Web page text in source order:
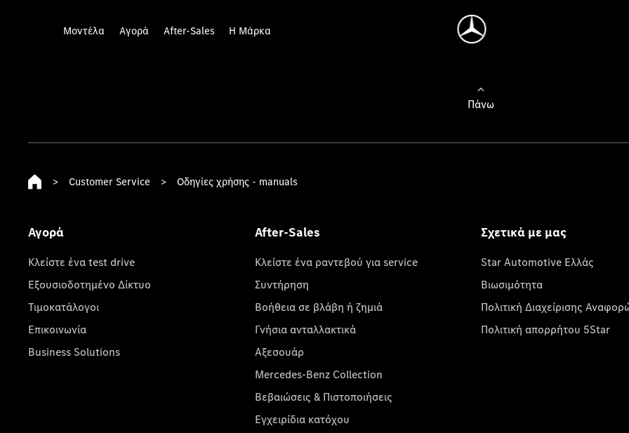
Μοντέλα Αγορά After-Sales Η Μάρκα
Πάνω
> Customer Service > Οδηγίες χρήσης - manuals
Αγορά
Κλείστε ένα test drive
Εξουσιοδοτημένο Δίκτυο
Τιμοκατάλογοι
Επικοινωνία
Business Solutions
After-Sales
Κλείστε ένα ραντεβού για service
Συντήρηση
Βοήθεια σε βλάβη ή ζημιά
Γνήσια ανταλλακτικά
Αξεσουάρ
Mercedes-Benz Collection
Βεβαιώσεις & Πιστοποιήσεις
Εγχειρίδια κατόχου
Σχετικά με μας
Star Automotive Ελλάς
Βιωσιμότητα
Πολιτική Διαχείρισης
Πολιτική απορρήτου 5Star